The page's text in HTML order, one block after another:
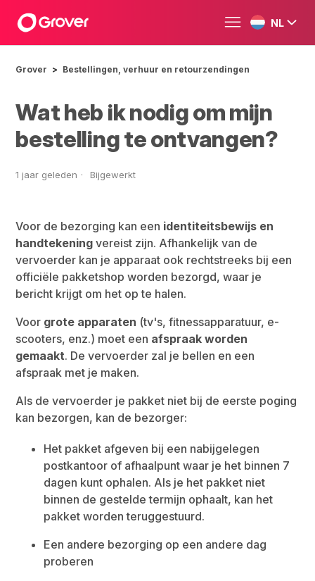
NL
Grover Bestellingen, verhuur en retourzendingen
Wat heb ik nodig om mijn
bestelling te ontvangen?
1 jaar geleden Bijgewerkt
Voor de bezorging kan een identiteitsbewijs en
handtekening vereist zijn. Afhankelijk van de
vervoerder kan je apparaat ook rechtstreeks bij een
officiële pakketshop worden bezorgd, waar je
bericht krijgt om het op te halen.
Voor grote apparaten (tv's, fitnessapparatuur, e-
scooters, enz.) moet een afspraak worden
gemaakt. De vervoerder zal je bellen en een
afspraak met je maken.
Als de vervoerder je pakket niet bij de eerste poging
kan bezorgen, kan de bezorger:
Het pakket afgeven bij een nabijgelegen
postkantoor of afhaalpunt waar je het binnen 7
dagen kunt ophalen. Als je het pakket niet
binnen de gestelde termijn ophaalt, kan het
pakket worden teruggestuurd.
Een andere bezorging op een andere dag
proberen